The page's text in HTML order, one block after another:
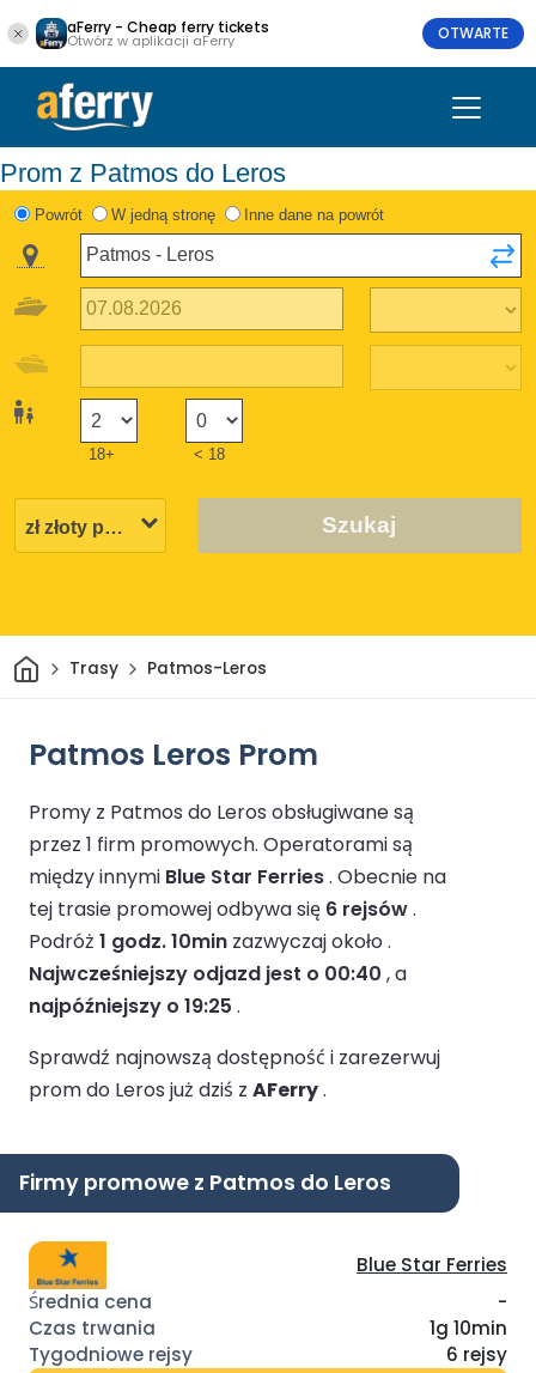
aFerry - Cheap ferry tickets
Otwórz w aplikacji aFerry OTWARTE
Prom z Patmos do Leros
Powrót W jedną stronę Inne dane na powrót
18+ < 18
Szukaj
DomTrasy Patmos-Leros
Patmos Leros Prom
Promy z Patmos do Leros obsługiwane są
przez 1 firm promowych. Operatorami są
między innymi Blue Star Ferries. Obecnie na
tej trasie promowej odbywa się 6 rejsów.
Podróż 1 godz. 10min zazwyczaj około .
Najwcześniejszy odjazd jest o 00:40 , a
najpóźniejszy o 19:25 .
Sprawdź najnowszą dostępność i zarezerwuj
prom do Leros już dziś z AFerry.
Firmy promowe z Patmos do Leros
Blue Star Ferries
-
1g 10min
6 rejsy